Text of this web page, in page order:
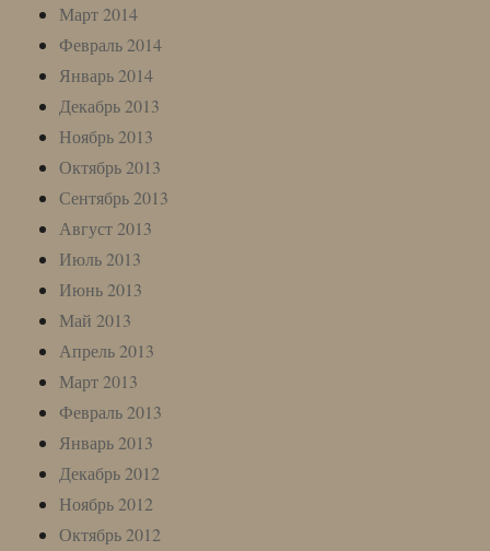
Март 2014
Февраль 2014
Январь 2014
Декабрь 2013
Ноябрь 2013
Октябрь 2013
Сентябрь 2013
Август 2013
Июль 2013
Июнь 2013
Май 2013
Апрель 2013
Март 2013
Февраль 2013
Январь 2013
Декабрь 2012
Ноябрь 2012
Октябрь 2012